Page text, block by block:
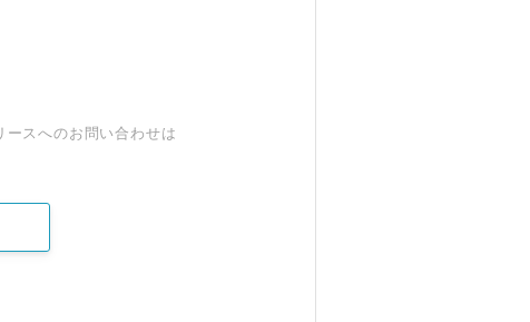
スへのお問い合わせは